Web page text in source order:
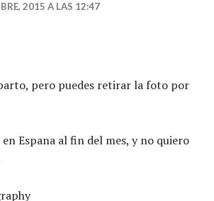
2015 A LAS 12:47
pero puedes retirar la foto por
Espana al fin del mes, y no quiero